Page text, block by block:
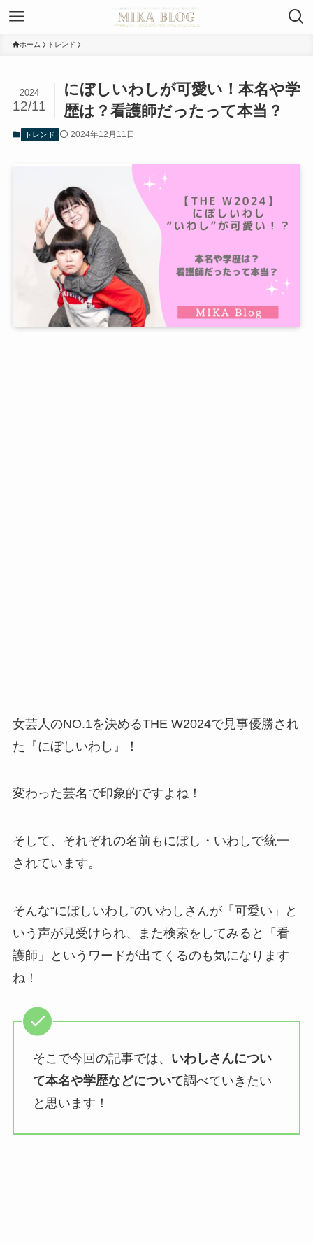
ホーム トレンド
にぼしいわしが可愛い！本名や学
歴は？看護師だったって本当？
2024
12/11
トレンド 2024年12月11日
女芸人のNO.1を決めるTHE W2024で見事優勝され
た『にぼしいわし』！
変わった芸名で印象的ですよね！
そして、それぞれの名前もにぼし・いわしで統一
されています。
そんな“にぼしいわし”のいわしさんが「可愛い」と
いう声が見受けられ、また検索をしてみると「看
護師」というワードが出てくるのも気になります
ね！
そこで今回の記事では、 いわしさんについ
て本名や学歴などについて調べていきたい
と思います！